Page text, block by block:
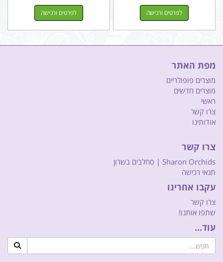
לפרטים ורכישה לפרטים ורכישה
מפת האתר
מוצרים פופולריים
מוצרים חדשים
ראשי
צרו קשר
אודותינו
צרו קשר
Sharon Orchids | סחלבים בשרון
תנאי רכישה
עקבו אחרינו
צרו קשר
שתפו אותנו!
עוד...